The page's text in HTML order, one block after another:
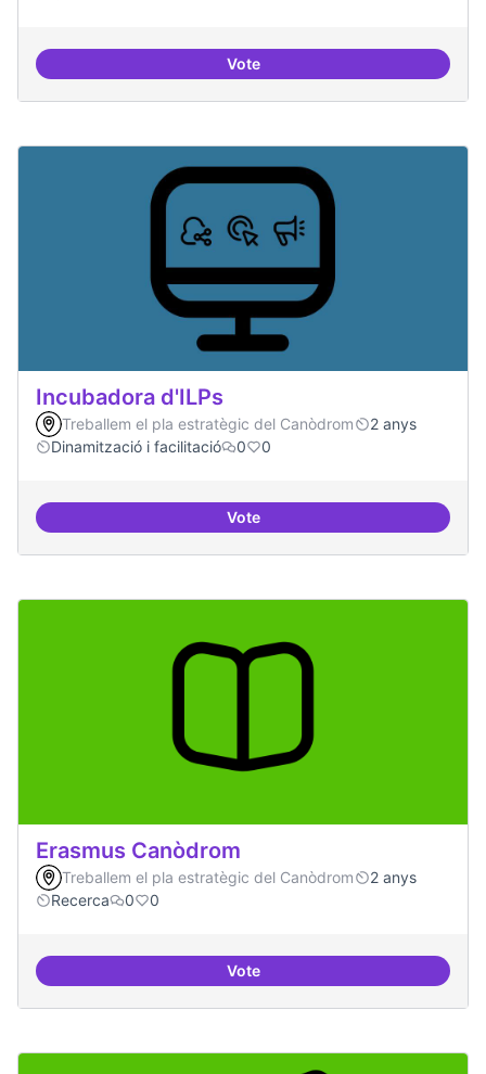
VoteConnectar repositori de
Incubadora d'ILPs
Treballem el pla estratègic del Canòdrom
2 anys
Dinamització i facilitació
0 0
VoteIncubadora d'ILPs
Erasmus Canòdrom
Treballem el pla estratègic del Canòdrom
2 anys
Recerca
0 0
VoteErasmus Canòdrom